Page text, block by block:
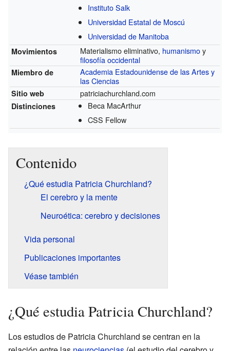
Instituto Salk
Universidad Estatal de Moscú
Universidad de Manitoba
Movimientos Materialismo eliminativo, humanismoy
filosofía occidental
Miembro de
Academia Estadounidense de las Artes y
las Ciencias
Sitio web patriciachurchland.com
Distinciones
Beca MacArthur
CSS Fellow
Contenido
¿Qué estudia Patricia Churchland?
El cerebro y la mente
Neuroética: cerebro y decisiones
Vida personal
Publicaciones importantes
Véase también
¿Qué estudia Patricia Churchland?
Los estudios de Patricia Churchland se centran en la